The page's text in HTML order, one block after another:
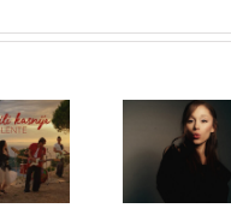
novi
Ariana Grande